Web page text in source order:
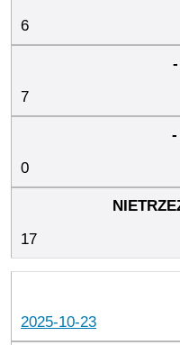
6
7
0
17
2025-10-23